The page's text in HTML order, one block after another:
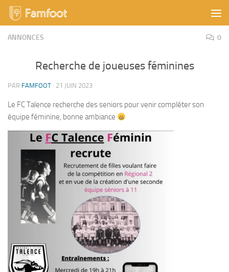
Skip to content
ANNONCES 0
Recherche de joueuses féminines
PAR FAMFOOT · 21 JUIN 2023
Le FC Talence recherche des seniors pour venir compléter son
équipe féminine, bonne ambiance